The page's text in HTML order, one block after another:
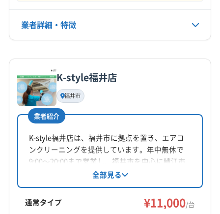
090-5170-9169
業者詳細・特徴
基本情報
代表者名
藤井
所在地
京都府京丹後市網野町網野974-3
対応地域
小浜市 敦賀市
大飯郡おおい町
大飯郡高浜町
(京都府) 綾部市
(京都府) 乙訓郡大山崎町
K-style福井店
福井市
業者紹介
K-style福井店は、福井市に拠点を置き、エアコ
ンクリーニングを提供しています。年中無休で
9:00〜20:00まで営業し、福井市を中心に鯖江市
など幅広いエリアに対応。土日祝日対応可能
で、防カビ・抗菌コーティングも提供していま
す。複数台割引やオプションも用意されてお
り、顧客との関係性を重視した丁寧な作業を心
全部見る
通常タイプ ¥11,000/台